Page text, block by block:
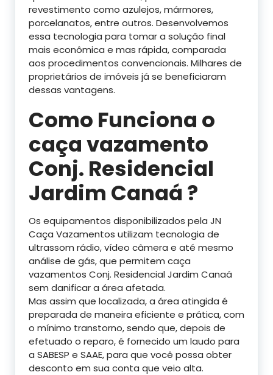
revestimento como azulejos, mármores,
porcelanatos, entre outros. Desenvolvemos
essa tecnologia para tomar a solução final
mais econômica e mas rápida, comparada
aos procedimentos convencionais. Milhares de
proprietários de imóveis já se beneficiaram
dessas vantagens.
Como Funciona o
caça vazamento
Conj. Residencial
Jardim Canaá ?
Os equipamentos disponibilizados pela JN
Caça Vazamentos utilizam tecnologia de
ultrassom rádio, vídeo câmera e até mesmo
análise de gás, que permitem caça
vazamentos Conj. Residencial Jardim Canaá
sem danificar a área afetada.
Mas assim que localizada, a área atingida é
preparada de maneira eficiente e prática, com
o mínimo transtorno, sendo que, depois de
efetuado o reparo, é fornecido um laudo para
a SABESP e SAAE, para que você possa obter
desconto em sua conta que veio alta.